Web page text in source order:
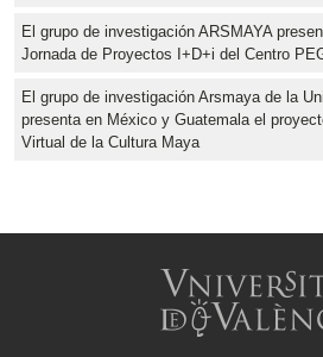
El grupo de investigación ARSMAYA
Jornada de Proyectos I+D+i del Centro
El grupo de investigación Arsmaya de la
presenta en México y Guatemala el
Virtual de la Cultura Maya